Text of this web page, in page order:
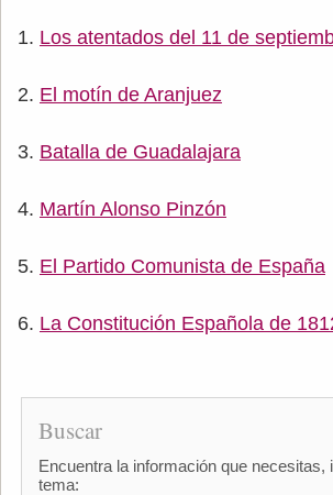
Los atentados del 11 de
El motín de Aranjuez
Batalla de Guadalajara
Martín Alonso Pinzón
El Partido Comunista de España
La Constitución Española de
Buscar
Encuentra la información que necesitas,
tema: